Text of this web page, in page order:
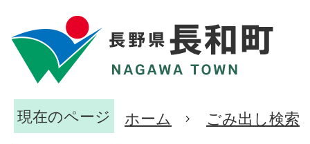
現在のページ ホーム ごみ出し検索